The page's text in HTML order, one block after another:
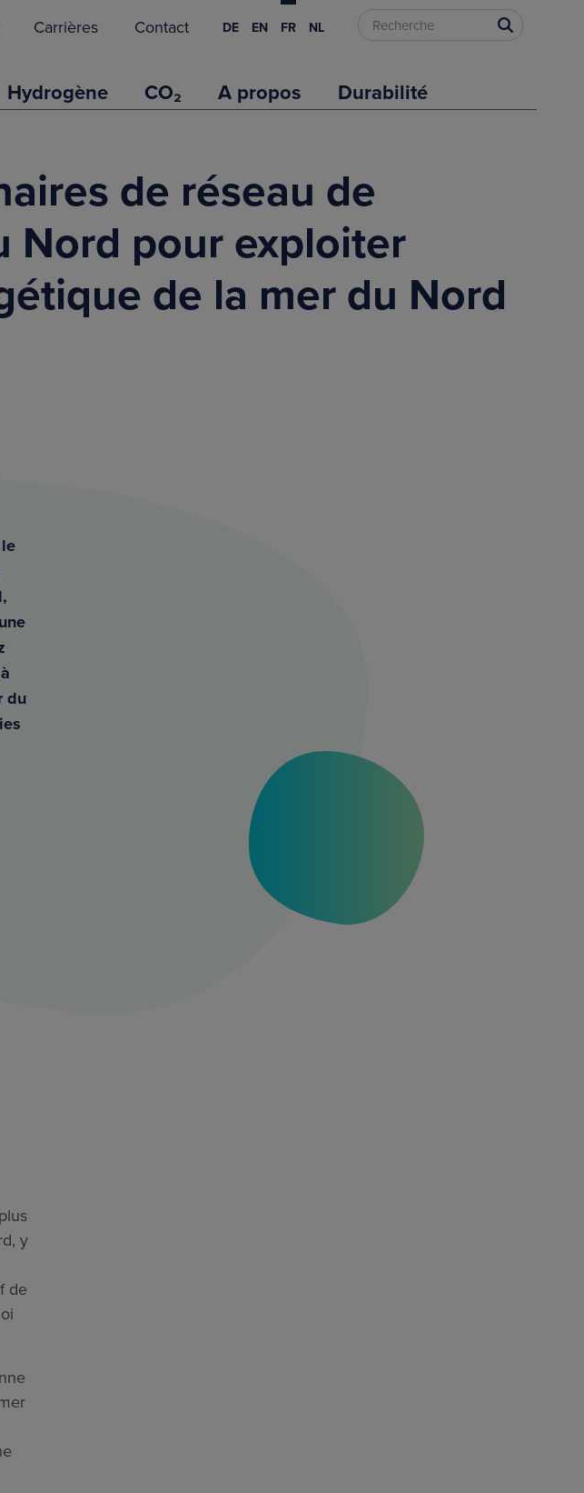
Carrières Contact DE EN FR NL
Hydrogène CO₂ A propos Durabilité
de réseau de
Nord pour exploiter
de la mer du Nord
du
y
de